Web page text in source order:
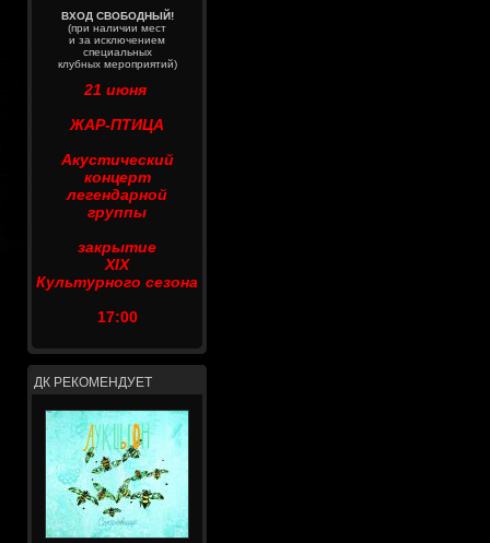
ВХОД СВОБОДНЫЙ!
(при наличии мест
и за исключением
специальных
клубных мероприятий)
21 июня
ЖАР-ПТИЦА
Акустический
концерт
легендарной
группы
закрытие
XIX
Культурного сезона
17:00
ДК РЕКОМЕНДУЕТ